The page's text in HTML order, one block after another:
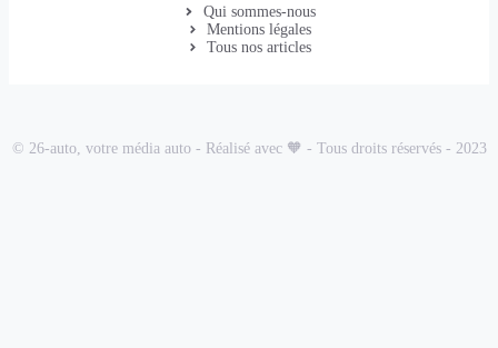
Qui sommes-nous
Mentions légales
Tous nos articles
© 26-auto, votre média auto - Réalisé avec 🧡 - Tous droits réservés - 2023